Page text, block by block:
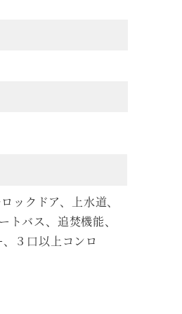
ックドア、上水道、
バス、追焚機能、
３口以上コンロ